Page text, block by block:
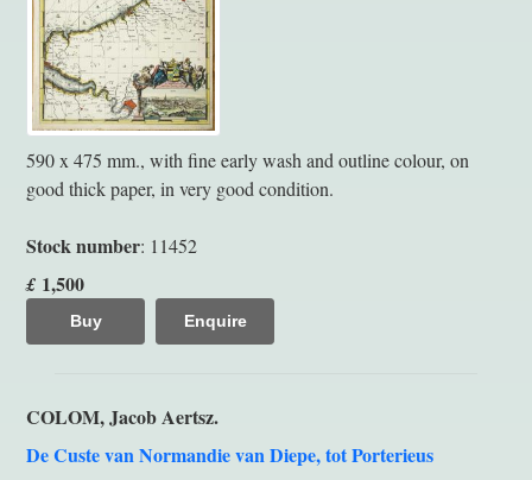
590 x 475 mm., with fine early wash and outline colour, on
good thick paper, in very good condition.
Stock number: 11452
£ 1,500
Buy Enquire
COLOM, Jacob Aertsz.
De Custe van Normandie van Diepe, tot Porterieus